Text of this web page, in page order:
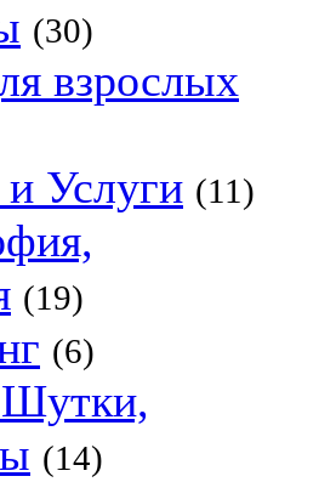
(30)
взрослых
Услуги (11)
(19)
(6)
(14)